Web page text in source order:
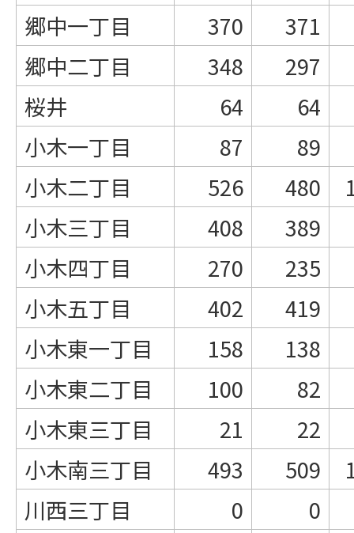
郷中一丁目
370
371
郷中二丁目
348
297
桜井
64
64
小木一丁目
87
89
小木二丁目
526 480
小木三丁目
408
389
小木四丁目
270
235
小木五丁目
402
419
小木東一丁目
158
138
小木東二丁目
100
82
小木東三丁目
21
22
小木南三丁目
493 509
川西三丁目
0
0